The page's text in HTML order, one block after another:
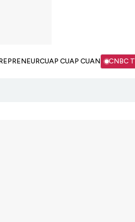
CUAP CUAP CUAN CNBC